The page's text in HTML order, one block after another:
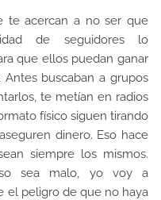
te acercan a no ser que
de seguidores lo
que ellos puedan ganar
buscaban a grupos
te metían en radios
físico siguen tirando
dinero. Eso hace
siempre los mismos.
sea malo, yo voy a
el peligro de que no haya